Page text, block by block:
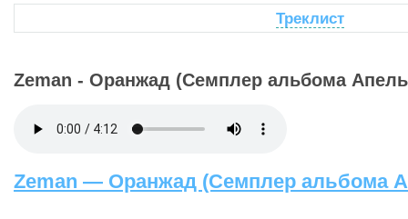
Треклист
Zeman - Оранжад (Семплер альбома
Zeman — Оранжад (Семплер альбома